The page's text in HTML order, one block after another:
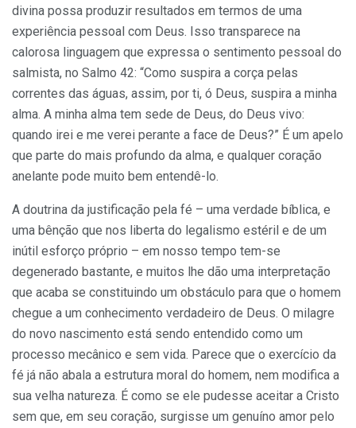
divina possa produzir resultados em termos de uma
experiência pessoal com Deus. Isso transparece na
calorosa linguagem que expressa o sentimento pessoal do
salmista, no Salmo 42: “Como suspira a corça pelas
correntes das águas, assim, por ti, ó Deus, suspira a minha
alma. A minha alma tem sede de Deus, do Deus vivo:
quando irei e me verei perante a face de Deus?” É um apelo
que parte do mais profundo da alma, e qualquer coração
anelante pode muito bem entendê-lo.
A doutrina da justificação pela fé – uma verdade bíblica, e
uma bênção que nos liberta do legalismo estéril e de um
inútil esforço próprio – em nosso tempo tem-se
degenerado bastante, e muitos lhe dão uma interpretação
que acaba se constituindo um obstáculo para que o homem
chegue a um conhecimento verdadeiro de Deus. O milagre
do novo nascimento está sendo entendido como um
processo mecânico e sem vida. Parece que o exercício da
fé já não abala a estrutura moral do homem, nem modifica a
sua velha natureza. É como se ele pudesse aceitar a Cristo
sem que, em seu coração, surgisse um genuíno amor pelo